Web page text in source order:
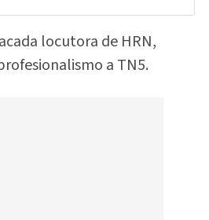
locutora de HRN,
a TN5.